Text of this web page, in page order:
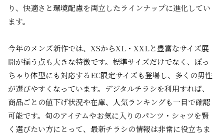
り、快適さと環境配慮を両立したラインナップに進化してい
ます。
今年のメンズ新作では、XSからXL・XXLと豊富なサイズ展
開が揃う点も大きな特徴です。標準サイズだけでなく、ぽっ
ちゃり体型にも対応するEC限定サイズも登場し、多くの男性
が選びやすくなっています。デジタルチラシを利用すれば、
商品ごとの値下げ状況や在庫、人気ランキングも一目で確認
可能です。旬のアイテムやお気に入りのパンツ・シャツを賢
く選びたい方にとって、最新チラシの情報は非常に役立ちま